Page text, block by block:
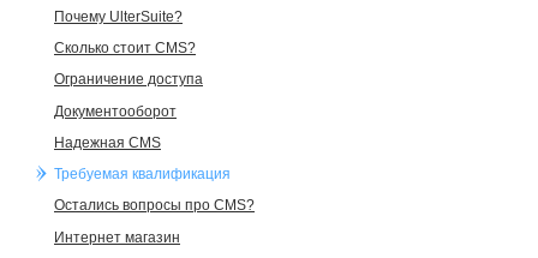
Почему UlterSuite?
Сколько стоит CMS?
Ограничение доступа
Документооборот
Надежная CMS
Требуемая квалификация
Остались вопросы про CMS?
Интернет магазин